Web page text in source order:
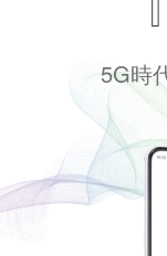
5G時